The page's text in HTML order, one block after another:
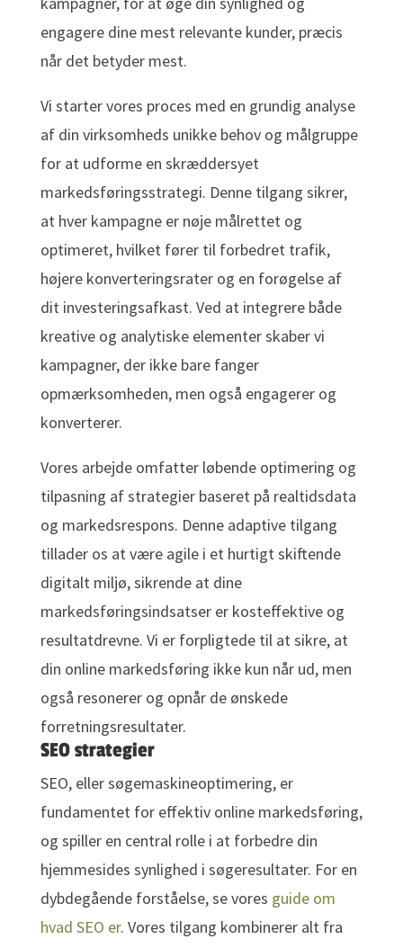
engagere dine mest relevante kunder, præcis
når det betyder mest.
Vi starter vores proces med en grundig analyse
af din virksomheds unikke behov og målgruppe
for at udforme en skræddersyet
markedsføringsstrategi. Denne tilgang sikrer,
at hver kampagne er nøje målrettet og
optimeret, hvilket fører til forbedret trafik,
højere konverteringsrater og en forøgelse af
dit investeringsafkast. Ved at integrere både
kreative og analytiske elementer skaber vi
kampagner, der ikke bare fanger
opmærksomheden, men også engagerer og
konverterer.
Vores arbejde omfatter løbende optimering og
tilpasning af strategier baseret på realtidsdata
og markedsrespons. Denne adaptive tilgang
tillader os at være agile i et hurtigt skiftende
digitalt miljø, sikrende at dine
markedsføringsindsatser er kosteffektive og
resultatdrevne. Vi er forpligtede til at sikre, at
din online markedsføring ikke kun når ud, men
også resonerer og opnår de ønskede
forretningsresultater.
SEO strategier
SEO, eller søgemaskineoptimering, er
fundamentet for effektiv online markedsføring,
og spiller en central rolle i at forbedre din
hjemmesides synlighed i søgeresultater. For en
dybdegående forståelse, se vores guide om
hvad SEO er. Vores tilgang kombinerer alt fra